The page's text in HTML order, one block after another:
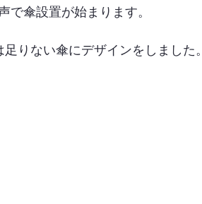
で傘設置が始まります。
足りない傘にデザインをしました。